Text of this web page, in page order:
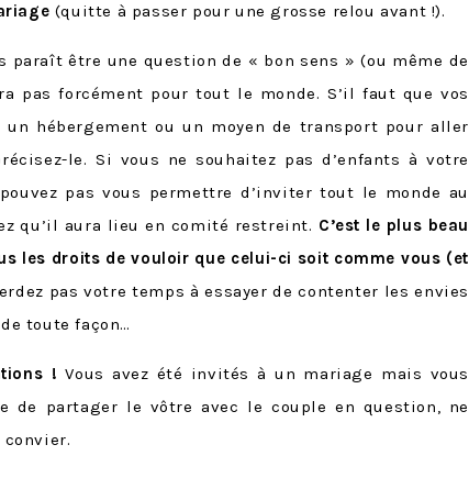
(quitte à passer pour une grosse relou avant !).
paraît être une question de « bon sens » (ou même de
pas forcément pour tout le monde. S’il faut que vos
hébergement ou un moyen de transport pour aller
le. Si vous ne souhaitez pas d’enfants à votre
pas vous permettre d’inviter tout le monde au
qu’il aura lieu en comité restreint. C’est le plus beau
les droits de vouloir que celui-ci soit comme vous (et
pas votre temps à essayer de contenter les envies
toute façon…
! Vous avez été invités à un mariage mais vous
de partager le vôtre avec le couple en question, ne